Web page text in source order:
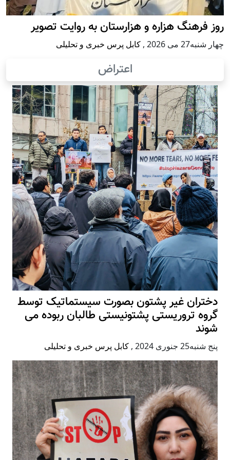
روز فرهنگ هزاره و هزارستان به روایت تصویر
چهار شنبه27 می 2026 , کابل پرس خبری و تحلیلی
اعتراض
دختران غیر پشتون بصورت سیستماتیک توسط
گروه تروریستی پشتونیستی طالبان ربوده می
شوند
پنج شنبه25 جنوری 2024 , کابل پرس خبری و تحلیلی